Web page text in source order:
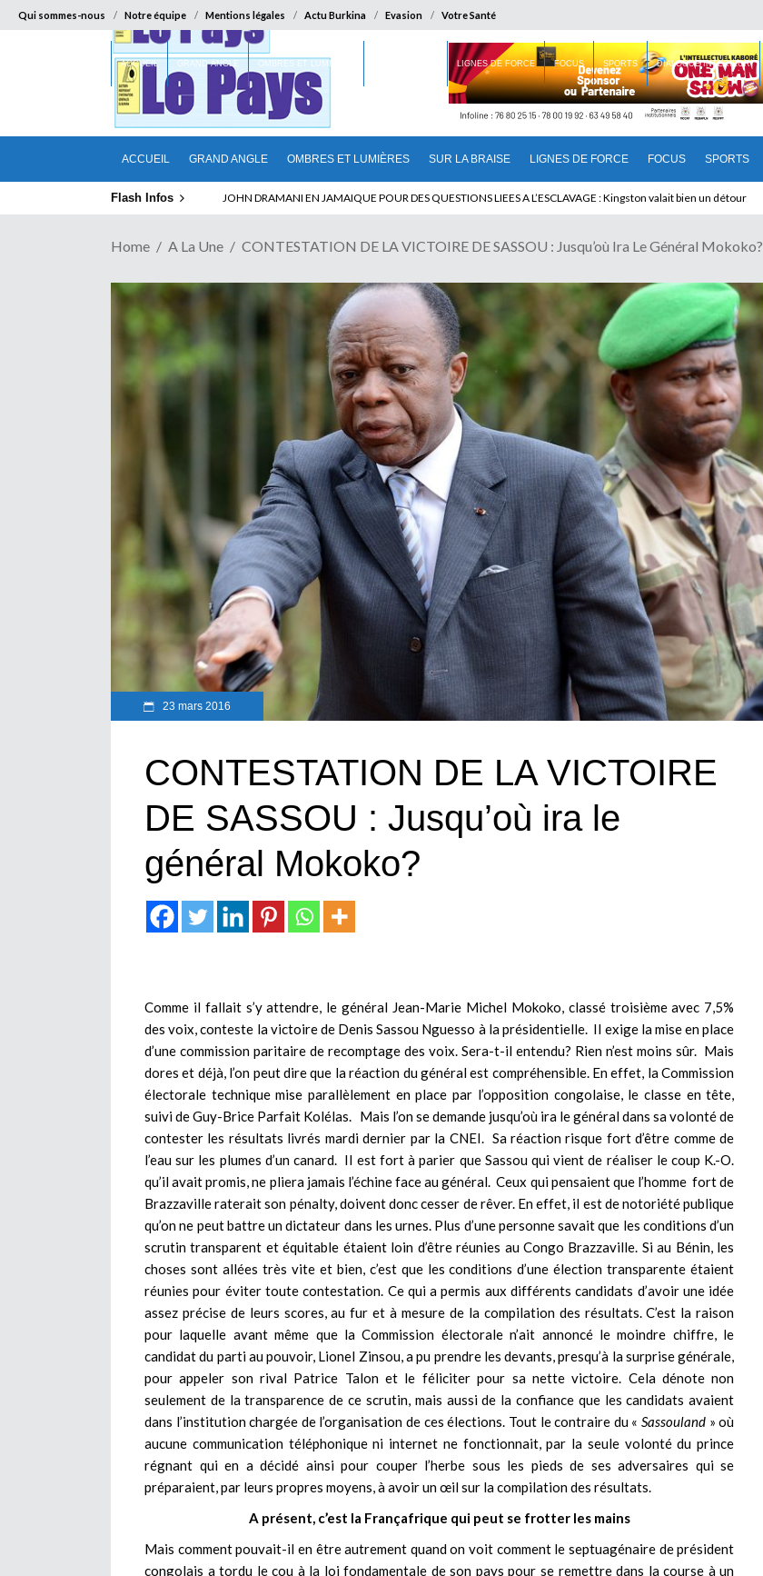
Qui sommes-nous Notre équipe Mentions légales Actu Burkina Evasion Votre Santé
ACCUEIL GRAND ANGLE OMBRES ET LUMIÈRES SUR LA BRAISE LIGNES DE FORCE FOCUS SPORTS
ACCUEIL GRAND ANGLE OMBRES ET LUMIÈRES LIGNES DE FORCE FOCUS SPORTS DIALOGUE INTERIEUR
Flash Infos ELECTION DE TALON A LA TETE DU SENAT BENINOIS : Quand Patrice quitte le pouvoir sans partir !
Home A La Une CONTESTATION DE LA VICTOIRE DE SASSOU : Jusqu’où Ira Le Général Mokoko?
23 mars 2016
CONTESTATION DE LA VICTOIRE
DE SASSOU : Jusqu’où ira le
général Mokoko?
Comme il fallait s’y attendre, le général Jean-Marie Michel Mokoko, classé troisième avec 7,5%
des voix, conteste la victoire de Denis Sassou Nguesso à la présidentielle. Il exige la mise en place
d’une commission paritaire de recomptage des voix. Sera-t-il entendu? Rien n’est moins sûr. Mais
dores et déjà, l’on peut dire que la réaction du général est compréhensible. En effet, la Commission
électorale technique mise parallèlement en place par l’opposition congolaise, le classe en tête,
suivi de Guy-Brice Parfait Kolélas. Mais l’on se demande jusqu’où ira le général dans sa volonté de
contester les résultats livrés mardi dernier par la CNEI. Sa réaction risque fort d’être comme de
l’eau sur les plumes d’un canard. Il est fort à parier que Sassou qui vient de réaliser le coup K.-O.
qu’il avait promis, ne pliera jamais l’échine face au général. Ceux qui pensaient que l’homme fort de
Brazzaville raterait son pénalty, doivent donc cesser de rêver. En effet, il est de notoriété publique
qu’on ne peut battre un dictateur dans les urnes. Plus d’une personne savait que les conditions d’un
scrutin transparent et équitable étaient loin d’être réunies au Congo Brazzaville. Si au Bénin, les
choses sont allées très vite et bien, c’est que les conditions d’une élection transparente étaient
réunies pour éviter toute contestation. Ce qui a permis aux différents candidats d’avoir une idée
assez précise de leurs scores, au fur et à mesure de la compilation des résultats. C’est la raison
pour laquelle avant même que la Commission électorale n’ait annoncé le moindre chiffre, le
candidat du parti au pouvoir, Lionel Zinsou, a pu prendre les devants, presqu’à la surprise générale,
pour appeler son rival Patrice Talon et le féliciter pour sa nette victoire. Cela dénote non
seulement de la transparence de ce scrutin, mais aussi de la confiance que les candidats avaient
dans l’institution chargée de l’organisation de ces élections. Tout le contraire du «Sassouland » où
aucune communication téléphonique ni internet ne fonctionnait, par la seule volonté du prince
régnant qui en a décidé ainsi pour couper l’herbe sous les pieds de ses adversaires qui se
préparaient, par leurs propres moyens, à avoir un œil sur la compilation des résultats.
A présent, c’est la Françafrique qui peut se frotter les mains
Mais comment pouvait-il en être autrement quand on voit comment le septuagénaire de président
congolais a tordu le cou à la loi fondamentale de son pays pour se remettre dans la course à un